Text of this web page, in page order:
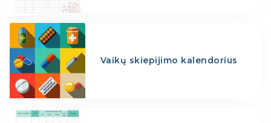
Vaikų skiepijimo kalendorius